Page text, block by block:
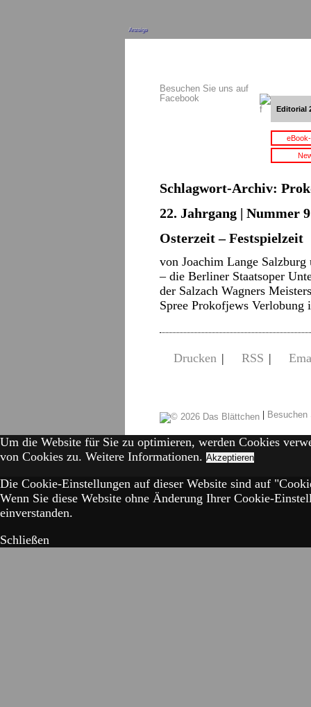
Anzeige
Besuchen Sie uns auf
Facebook
Editorial
Schlagwort-Archiv:
22. Jahrgang | Nummer
Osterzeit – Festspielzeit
von Joachim Lange Salzburg
– die Berliner Staatsoper
der Salzach Wagners
Spree Prokofjews
Drucken | RSS |
|
Um die Website für Sie zu optimieren, werden Cookies
von Cookies zu. Weitere Informationen. Akzeptieren
Die Cookie-Einstellungen auf dieser Website sind auf
Wenn Sie diese Website ohne Änderung Ihrer Cookie-
einverstanden.
Schließen